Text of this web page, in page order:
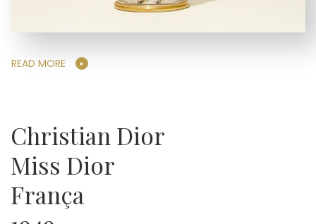
READ MORE
Christian Dior
Miss Dior
França